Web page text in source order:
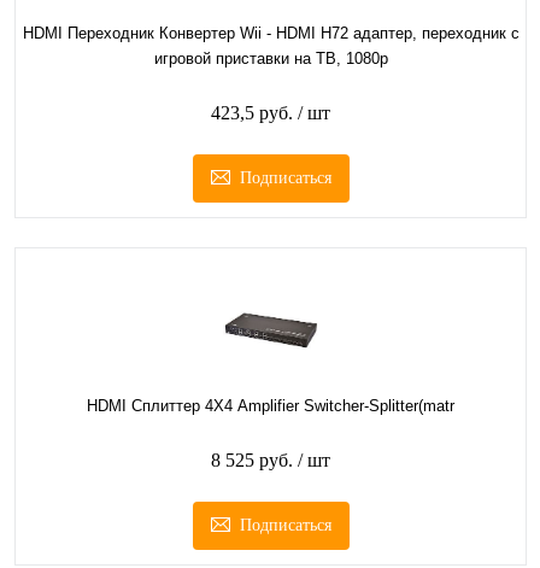
HDMI Переходник Конвертер Wii - HDMI H72 адаптер, переходник с
игровой приставки на ТВ, 1080p
423,5 руб. / шт
Подписаться
HDMI Сплиттер 4Х4 Amplifier Switcher-Splitter(matr
8 525 руб. / шт
Подписаться